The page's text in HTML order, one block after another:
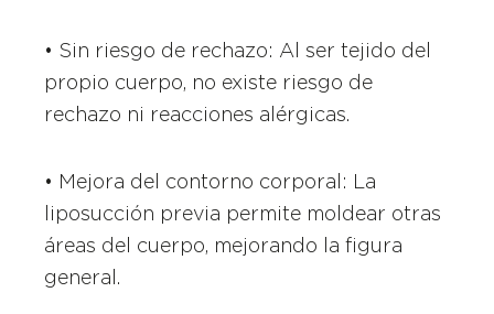
• Sin riesgo de rechazo: Al ser tejido del
propio cuerpo, no existe riesgo de
rechazo ni reacciones alérgicas.
• Mejora del contorno corporal: La
liposucción previa permite moldear otras
áreas del cuerpo, mejorando la figura
general.